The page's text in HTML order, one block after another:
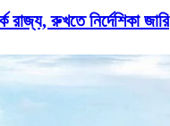
রুখতে নির্দেশিকা জারি